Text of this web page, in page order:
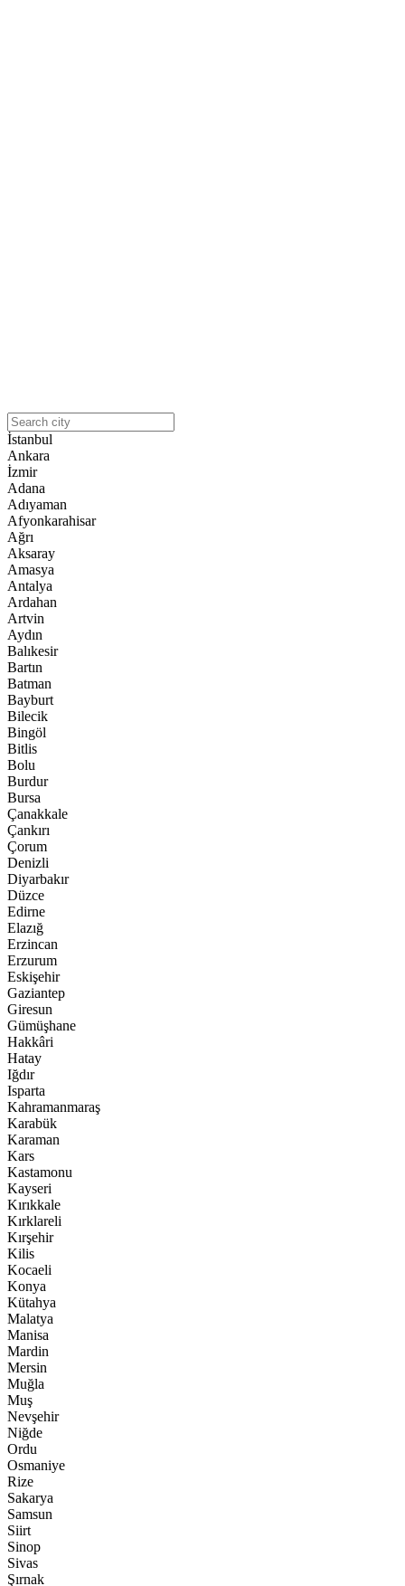
İstanbul
Ankara
İzmir
Adana
Adıyaman
Afyonkarahisar
Ağrı
Aksaray
Amasya
Antalya
Ardahan
Artvin
Aydın
Balıkesir
Bartın
Batman
Bayburt
Bilecik
Bingöl
Bitlis
Bolu
Burdur
Bursa
Çanakkale
Çankırı
Çorum
Denizli
Diyarbakır
Düzce
Edirne
Elazığ
Erzincan
Erzurum
Eskişehir
Gaziantep
Giresun
Gümüşhane
Hakkâri
Hatay
Iğdır
Isparta
Kahramanmaraş
Karabük
Karaman
Kars
Kastamonu
Kayseri
Kırıkkale
Kırklareli
Kırşehir
Kilis
Kocaeli
Konya
Kütahya
Malatya
Manisa
Mardin
Mersin
Muğla
Muş
Nevşehir
Niğde
Ordu
Osmaniye
Rize
Sakarya
Samsun
Siirt
Sinop
Sivas
Şırnak